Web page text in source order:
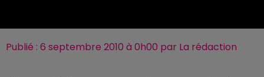
Publié : 6 septembre 2010 à 0h00 par La rédaction